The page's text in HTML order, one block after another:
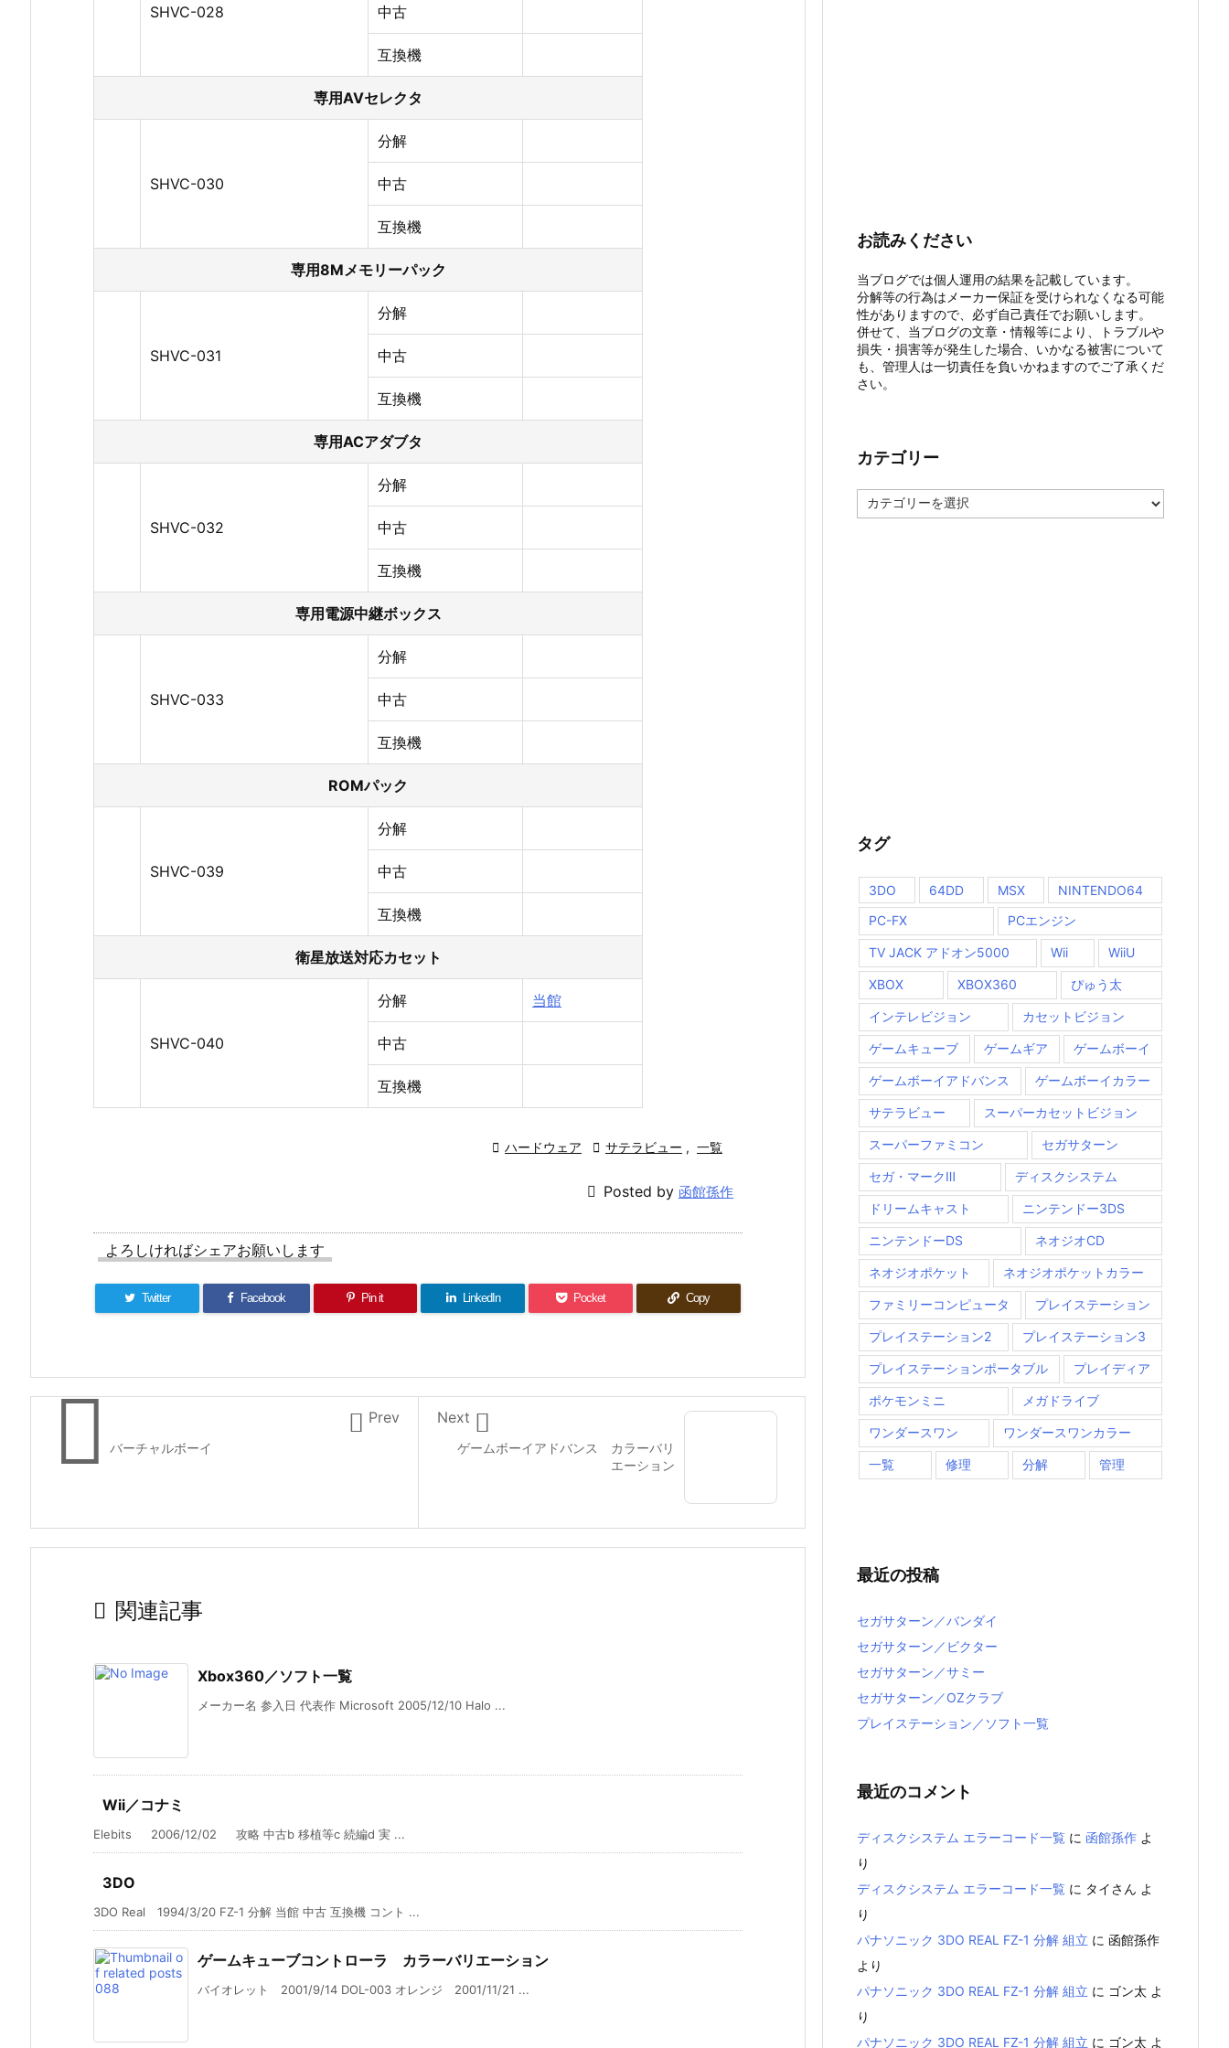
SHVC-028 中古
互換機
専用AVセレクタ
SHVC-030
分解
中古
互換機
専用8Mメモリーパック
SHVC-031
分解
中古
互換機
専用ACアダブタ
SHVC-032
分解
中古
互換機
専用電源中継ボックス
SHVC-033
分解
中古
互換機
ROMパック
SHVC-039
分解
中古
互換機
衛星放送対応カセット
SHVC-040
分解 当館
中古
互換機
 ハードウェア  サテラビュー , 一覧
 Posted by 函館孫作
よろしければシェアお願いします
Twitter Facebook Pin it LinkedIn Pocket Copy
ゲームボーイアドバンス カラーバリ
エーション

Next
バーチャルボーイ
 Prev
 関連記事
Xbox360／ソフト一覧
メーカー名 参入日 代表作 Microsoft 2005/12/10 Halo ...
Wii／コナミ
Elebits 2006/12/02 攻略 中古b 移植等c 続編d 実 ...
3DO
3DO Real 1994/3/20 FZ-1 分解 当館 中古 互換機 コント ...
ゲームキューブコントローラ カラーバリエーション
バイオレット 2001/9/14 DOL-003 オレンジ 2001/11/21 ...
お読みください
当ブログでは個人運用の結果を記載しています。
分解等の行為はメーカー保証を受けられなくなる可能
性がありますので、必ず自己責任でお願いします。
併せて、当ブログの文章・情報等により、トラブルや
損失・損害等が発生した場合、いかなる被害について
も、管理人は一切責任を負いかねますのでご了承くだ
さい。
カテゴリー
テ
タグ
3DO 64DD MSX
NINTENDO64
PC-FX
PCエンジン
TV JACK アドオン5000 Wii WiiU
XBOX XBOX360 ぴゅう太
インテレビジョン カセットビジョン
ゲームキューブ ゲームギア ゲームボーイ
ゲームボーイアドバンス ゲームボーイカラー
サテラビュー スーパーカセットビジョン
スーパーファミコン セガサターン
セガ・マークⅢ ディスクシステム
ドリームキャスト ニンテンドー3DS
ニンテンドーDS ネオジオCD
ネオジオポケット ネオジオポケットカラー
ファミリーコンピュータ プレイステーション
プレイステーション2 プレイステーション3
プレイステーションポータブル プレイディア
ポケモンミニ メガドライブ
ワンダースワン ワンダースワンカラー
一覧 修理 分解 管理
最近の投稿
セガサターン／バンダイ
セガサターン／ビクター
セガサターン／サミー
セガサターン／OZクラブ
プレイステーション／ソフト一覧
最近のコメント
ディスクシステム エラーコード一覧 に 函館孫作 よ
り
ディスクシステム エラーコード一覧 に タイさん よ
り
パナソニック 3DO REAL FZ-1 分解 組立 に 函館孫作
より
パナソニック 3DO REAL FZ-1 分解 組立 に ゴン太 よ
り
パナソニック 3DO REAL FZ-1 分解 組立 に ゴン太 よ